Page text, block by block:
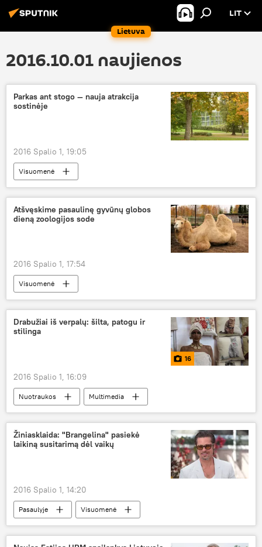
Lietuva
LIT
2016.10.01 naujienos
Parkas ant stogo — nauja atrakcija
sostinėje
2016 Spalio 1, 19:05
Visuomenė
Atšvęskime pasaulinę gyvūnų globos
dieną zoologijos sode
2016 Spalio 1, 17:54
Visuomenė
Drabužiai iš verpalų: šilta, patogu ir
stilinga
16
2016 Spalio 1, 16:09
Nuotraukos
Multimedia
Yra ką pamatyti: parodos Lietuvoje
Žiniasklaida: "Brangelina" pasiekė
laikiną susitarimą dėl vaikų
2016 Spalio 1, 14:20
Pasaulyje Visuomenė